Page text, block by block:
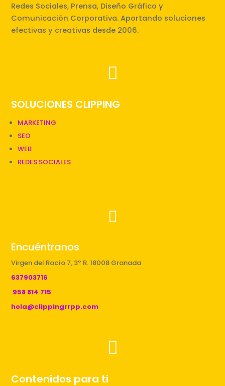
Redes Sociales, Prensa, Diseño Gráfico y
Comunicación Corporativa. Aportando soluciones
efectivas y creativas desde 2006.

SOLUCIONES CLIPPING
MARKETING
SEO
WEB
REDES SOCIALES

Encuéntranos
Virgen del Rocío 7, 3º R. 18008 Granada
637903716
958 814 715
hola@clippingrrpp.com

Contenidos para ti